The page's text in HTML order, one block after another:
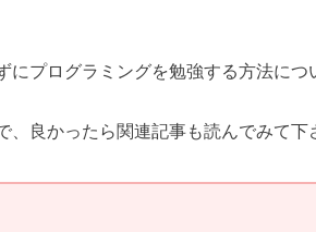
にプログラミングを勉強する方法につ
、良かったら関連記事も読んでみて下